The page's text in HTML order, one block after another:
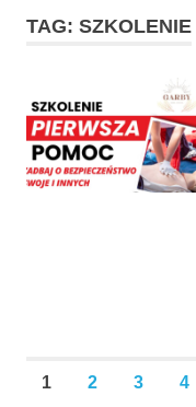
TAG: SZKOLENIE
1 2 3 4